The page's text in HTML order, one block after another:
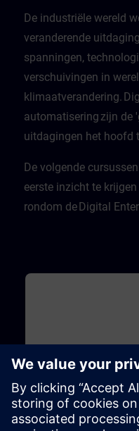
De industriële wereld
veranderende
spanningen,
verschuivingen in
klimaatverandering.
automatisering zijn de
uitdagingen het hoofd
De volgende
eerste inzicht te
rondom de Digital
WinCC Unified for
Edge